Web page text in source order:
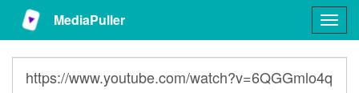
MediaPuller